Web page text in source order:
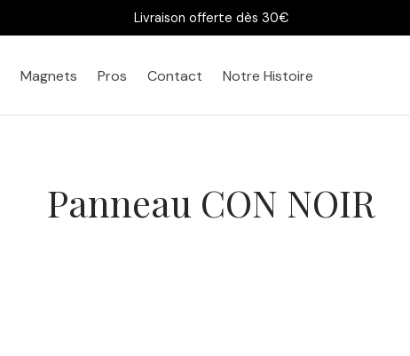
Livraison offerte dès 30€
Magnets Pros Contact Notre Histoire
Panneau CON NOIR